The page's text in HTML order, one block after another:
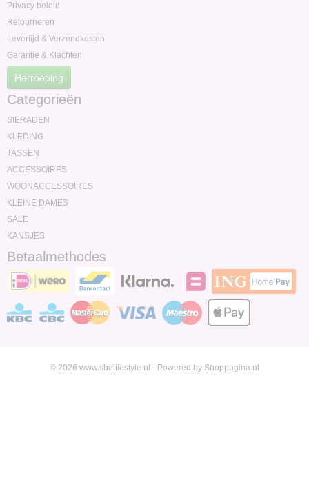
Privacy beleid
Retourneren
Levertijd & Verzendkosten
Garantie & Klachten
Herroeping
Categorieën
SIERADEN
KLEDING
TASSEN
ACCESSOIRES
WOONACCESSOIRES
KLEINE DAMES
SALE
KANSJES
Betaalmethodes
© 2026 www.shelifestyle.nl - Powered by Shoppagina.nl